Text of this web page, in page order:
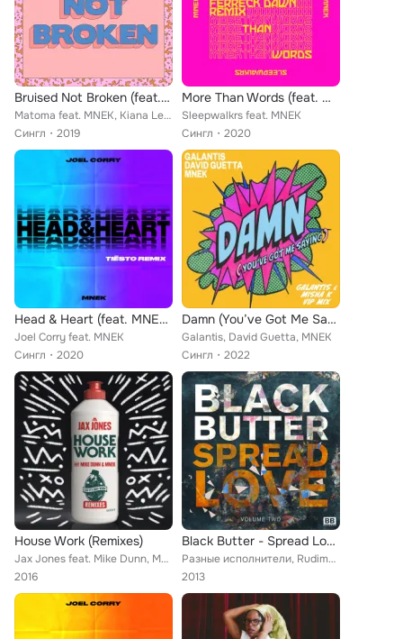
Bruised Not Broken (feat. MNEK & Kiana Ledé)
Matoma feat. MNEK, Kiana Ledé
Сингл
2019
More Than Words (feat. MNEK) (Ferreck Dawn Remix)
Sleepwalkrs feat. MNEK
Сингл
2020
Head & Heart (feat. MNEK) [Tiësto Remix] [Extended Mix]
Joel Corry feat. MNEK
Сингл
2020
Damn (You’ve Got Me Saying) (Galantis & Misha K VIP Mix)
Galantis, David Guetta, MNEK
Сингл
2022
House Work (Remixes)
Jax Jones feat. Mike Dunn, MNEK
2016
Black Butter - Spread Love Vol 2
Разные исполнители, Rudimental, South Soul Project, 3hrs, My Nu Leng, DEVolution, Fearful, MNEK, Syron
2013